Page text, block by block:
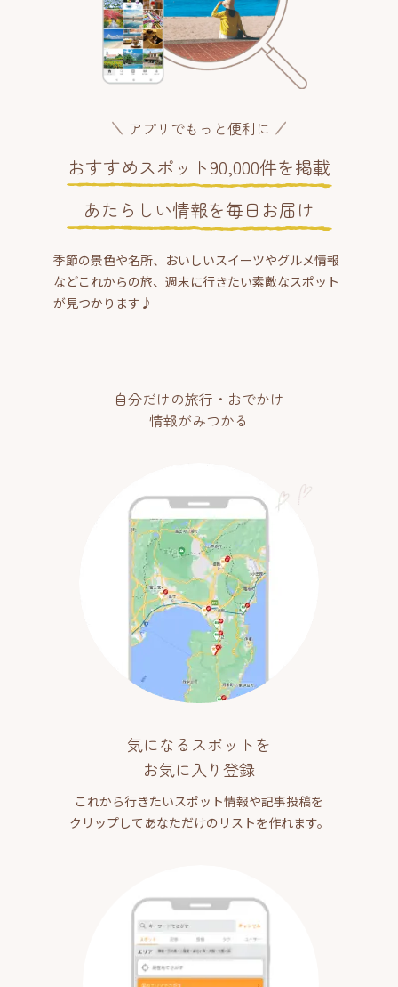
アプリでもっと便利に
おすすめスポット90,000件を掲載
あたらしい情報を毎日お届け
季節の景色や名所、おいしいスイーツやグルメ情報
などこれからの旅、週末に行きたい素敵なスポット
が見つかります♪
自分だけの旅行・おでかけ
情報がみつかる
気になるスポットを
お気に入り登録
これから行きたいスポット情報や記事投稿を
クリップしてあなただけのリストを作れます。